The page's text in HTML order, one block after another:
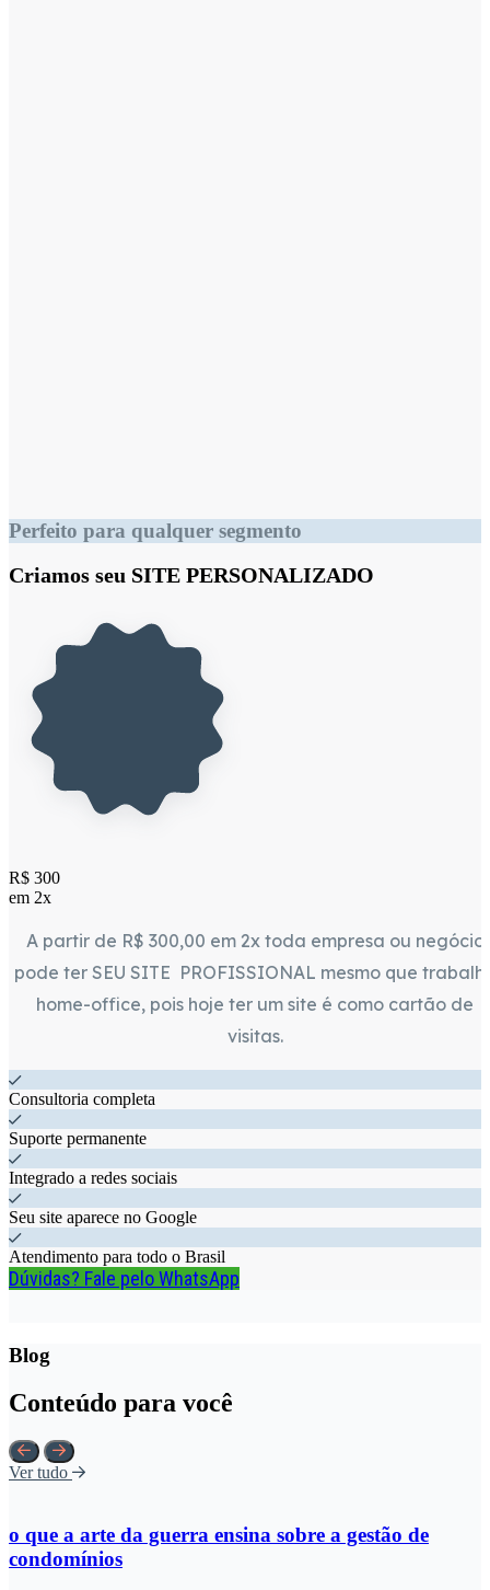
Perfeito para qualquer segmento
Criamos seu SITE PERSONALIZADO
R$ 300
em 2x
A partir de R$ 300,00 em 2x toda empresa ou negócio
pode ter SEU SITE PROFISSIONAL mesmo que
home-office, pois hoje ter um site é como cartão de
visitas.
Consultoria completa
Suporte permanente
Integrado a redes sociais
Seu site aparece no Google
Atendimento para todo o Brasil
Dúvidas? Fale pelo WhatsApp
Blog
Conteúdo para você
Ver tudo
o que a arte da guerra ensina sobre a gestão de
condomínios